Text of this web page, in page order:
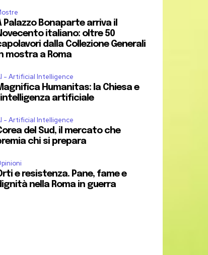
Palazzo Bonaparte arriva il
italiano: oltre 50
dalla Collezione Generali
mostra a Roma
- Artificial Intelligence
Humanitas: la Chiesa e
artificiale
- Artificial Intelligence
del Sud, il mercato che
chi si prepara
e resistenza. Pane, fame e
nella Roma in guerra